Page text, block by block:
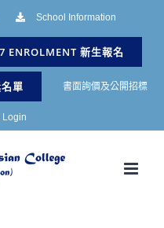
School Information
ENROLMENT 新生報名
單 書面詢價及公開招標
Login